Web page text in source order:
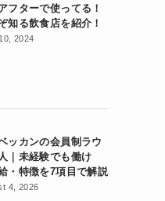
フターで使ってる！
知る飲食店を紹介！
2024
ッカンの会員制ラウ
｜未経験でも働け
・特徴を7項目で解説
4, 2026